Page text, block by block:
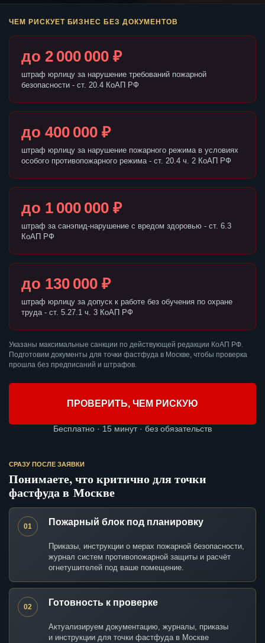
ЧЕМ РИСКУЕТ БИЗНЕС БЕЗ ДОКУМЕНТОВ
до 2 000 000 ₽
штраф юрлицу за нарушение требований пожарной
безопасности - ст. 20.4 КоАП РФ
до 400 000 ₽
штраф юрлицу за нарушение пожарного режима в условиях
особого противопожарного режима - ст. 20.4 ч. 2 КоАП РФ
до 1 000 000 ₽
штраф за санэпид-нарушение с вредом здоровью - ст. 6.3
КоАП РФ
до 130 000 ₽
штраф юрлицу за допуск к работе без обучения по охране
труда - ст. 5.27.1 ч. 3 КоАП РФ
Указаны максимальные санкции по действующей редакции КоАП РФ.
Подготовим документы для точки фастфуда в Москве, чтобы проверка
прошла без предписаний и штрафов.
ПРОВЕРИТЬ, ЧЕМ РИСКУЮ
Бесплатно · 15 минут · без обязательств
СРАЗУ ПОСЛЕ ЗАЯВКИ
Понимаете, что критично для точки
фастфуда в Москве
01 Пожарный блок под планировку
Приказы, инструкции о мерах пожарной безопасности,
журнал систем противопожарной защиты и расчёт
огнетушителей под ваше помещение.
02 Готовность к проверке
Актуализируем документацию, журналы, приказы
и инструкции для точки фастфуда в Москве